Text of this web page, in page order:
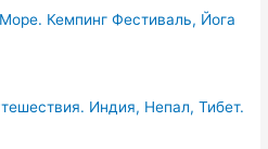
Кемпинг Фестиваль, Йога
Индия, Непал, Тибет.